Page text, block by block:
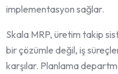
implementasyon sağlar.
Skala MRP, üretim takip
bir çözümle değil, iş
karşılar. Planlama